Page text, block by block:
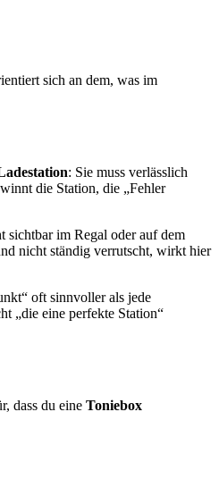
sich an dem, was im
: Sie muss verlässlich
die Station, die „Fehler
sichtbar im Regal oder auf dem
nicht ständig verrutscht, wirkt hier
oft sinnvoller als jede
„die eine perfekte Station“
dass du eine Toniebox